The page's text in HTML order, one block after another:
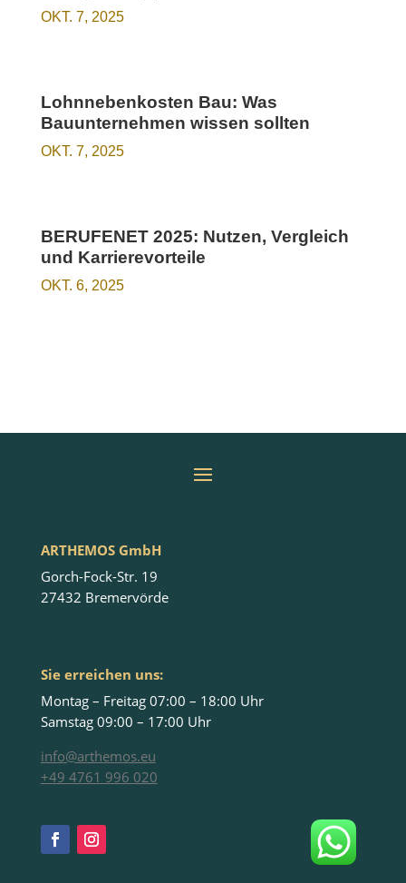
OKT. 7, 2025
Lohnnebenkosten Bau: Was
Bauunternehmen wissen sollten
OKT. 7, 2025
BERUFENET 2025: Nutzen, Vergleich
und Karrierevorteile
OKT. 6, 2025
ARTHEMOS GmbH
Gorch-Fock-Str. 19
27432 Bremervörde
Sie erreichen uns:
Montag – Freitag 07:00 – 18:00 Uhr
Samstag 09:00 – 17:00 Uhr
info@arthemos.eu
+49 4761 996 020